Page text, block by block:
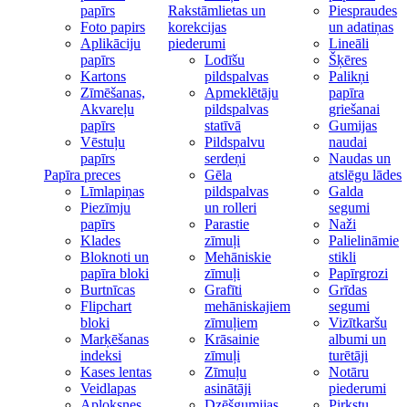
papīrs
Foto papirs
Aplikāciju
papīrs
Kartons
Zīmēšanas,
Akvareļu
papīrs
Vēstuļu
papīrs
Papīra preces
Līmlapiņas
Piezīmju
papīrs
Klades
Bloknoti un
papīra bloki
Burtnīcas
Flipchart
bloki
Marķēšanas
indeksi
Kases lentas
Veidlapas
Rakstāmlietas un
korekcijas
piederumi
Lodīšu
pildspalvas
Apmeklētāju
pildspalvas
statīvā
Pildspalvu
serdeņi
Gēla
pildspalvas
un rolleri
Parastie
zīmuļi
Mehāniskie
zīmuļi
Grafīti
mehāniskajiem
zīmuļiem
Krāsainie
zīmuļi
Zīmuļu
asinātāji
Piespraudes
un adatiņas
Lineāli
Šķēres
Palikņi
papīra
griešanai
Gumijas
naudai
Naudas un
atslēgu lādes
Galda
segumi
Naži
Palielināmie
stikli
Papīrgrozi
Grīdas
segumi
Vizītkaršu
albumi un
turētāji
Notāru
piederumi